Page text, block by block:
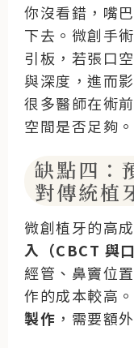
你沒看錯，嘴
下去。微創手
引板，若張口
與深度，進而
很多醫師在術
空間是否足夠。
缺點四：
對傳統植
微創植牙的高
入（CBCT 與口
經管、鼻竇位
作的成本較高
製作 ，需要額